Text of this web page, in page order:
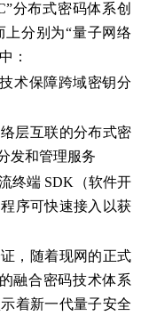
分布式密码体系创
上分别为“量子网络
：
术保障跨域密钥分
层互联的分布式密
发和管理服务
终端 SDK（软件开
序可快速接入以获
，随着现网的正式
融合密码技术体系
示着新一代量子安全